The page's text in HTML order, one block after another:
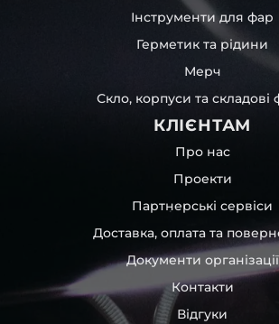
Інструменти для фар
Герметик та рідини
Мерч
Скло, корпуси та складові
КЛІЄНТАМ
Про нас
Проекти
Партнерські сервіси
Доставка, оплата та
Документи організації
Контакти
Відгуки